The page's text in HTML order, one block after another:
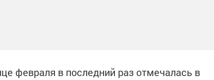
февраля в последний раз отмечалась в